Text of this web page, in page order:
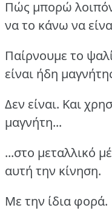
Πώς μπορώ
να το κάνω να
Παίρνουμε το
είναι ήδη
Δεν είναι. Και
μαγνήτη...
...στο μεταλλικό
αυτή την κίνηση.
Με την ίδια φορά.